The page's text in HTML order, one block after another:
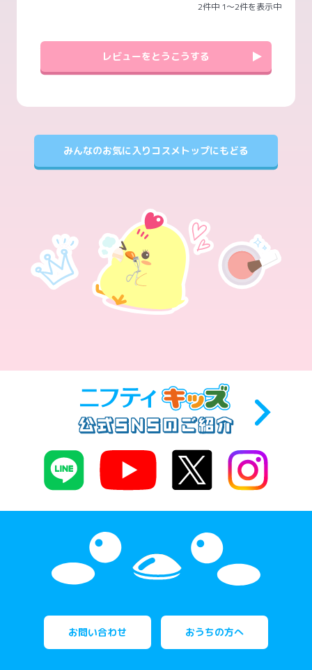
2件中 1〜2件を表示中
レビューをとうこうする
みんなのお気に入りコスメトップにもどる
お問い合わせ おうちの方へ